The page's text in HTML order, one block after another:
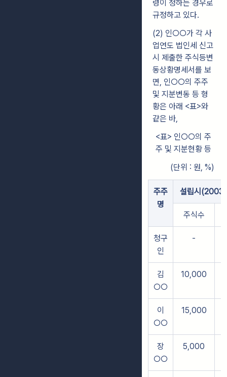
령이 정하는 경우로
규정하고 있다.
(2) 인○○가 각 사
업연도 법인세 신고
시 제출한 주식등변
동상황명세서를 보
면, 인○○의 주주
및 지분변동 등 형
황은 아래 <표>와
같은 바,
<표> 인○○의 주
주 및 지분현황 등
(단위 : 원, %)
주주
명
설립시
주식수
청구
인
-
김
○○
10,000
이
○○
15,000
장
○○
5,000